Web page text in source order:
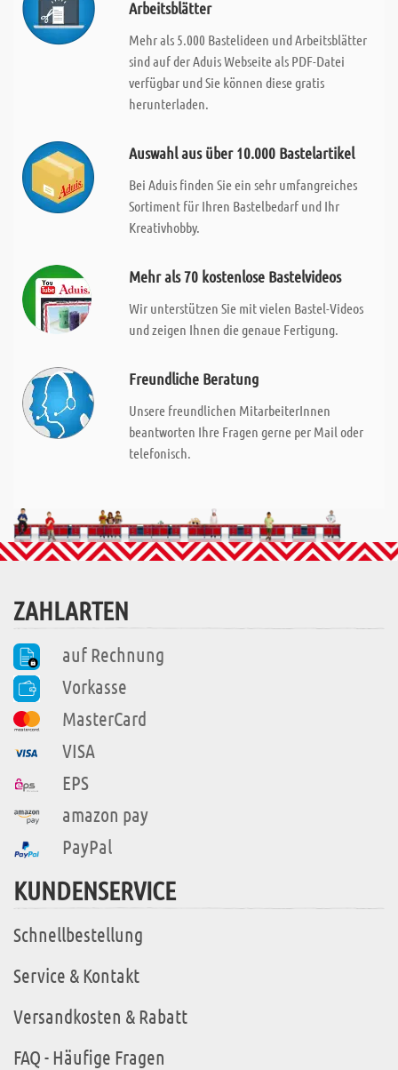
Arbeitsblätter
Mehr als 5.000 Bastelideen und Arbeitsblätter
sind auf der Aduis Webseite als PDF-Datei
verfügbar und Sie können diese gratis
herunterladen.
Auswahl aus über 10.000 Bastelartikel
Bei Aduis finden Sie ein sehr umfangreiches
Sortiment für Ihren Bastelbedarf und Ihr
Kreativhobby.
Mehr als 70 kostenlose Bastelvideos
Wir unterstützen Sie mit vielen Bastel-Videos
und zeigen Ihnen die genaue Fertigung.
Freundliche Beratung
Unsere freundlichen MitarbeiterInnen
beantworten Ihre Fragen gerne per Mail oder
telefonisch.
ZAHLARTEN
auf Rechnung
Vorkasse
MasterCard
VISA
EPS
amazon pay
PayPal
KUNDENSERVICE
Schnellbestellung
Service & Kontakt
Versandkosten & Rabatt
FAQ - Häufige Fragen